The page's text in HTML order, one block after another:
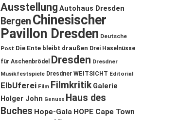
Ausstellung Autohaus Dresden
Bergen Chinesischer
Pavillon Dresden Deutsche
Post Die Ente bleibt draußen Drei Haselnüsse
für Aschenbrödel
Dresden Dresdner
Musikfestspiele Dresdner WEITSICHT Editorial
ElbUferei Film Filmkritik Galerie
Holger John Genuss Haus des
Buches Hope-Gala HOPE Cape Town